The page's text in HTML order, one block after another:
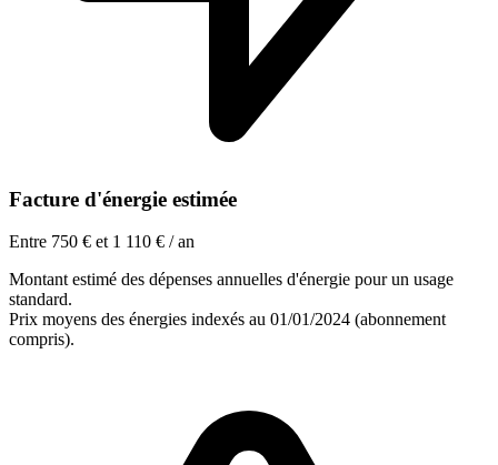
Facture d'énergie estimée
Entre 750 € et 1 110 € / an
Montant estimé des dépenses annuelles d'énergie pour un usage
standard.
Prix moyens des énergies indexés au 01/01/2024 (abonnement
compris).